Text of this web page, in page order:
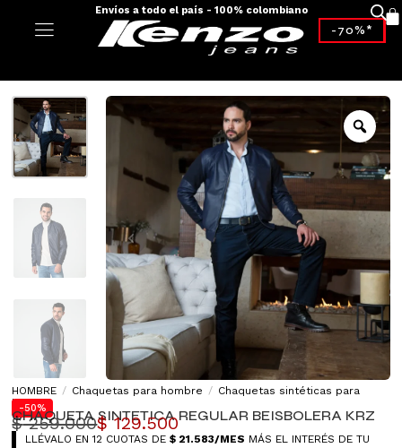
Envíos a todo el país - 100% colombiano
-70%*
HOMBRE / Chaquetas para hombre / Chaquetas sintéticas para
hombre
-50%
CHAQUETA SINTETICA REGULAR BEISBOLERA KRZ
$259.000$129.500
LLÉVALO EN 12 CUOTAS DE$ 21.583/MES MÁS EL INTERÉS DE TU